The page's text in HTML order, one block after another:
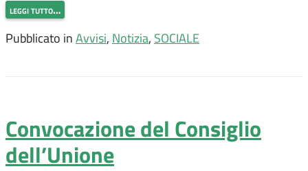
leggi tutto…
Pubblicato in Avvisi, Notizia, SOCIALE
Convocazione del Consiglio
dell’Unione